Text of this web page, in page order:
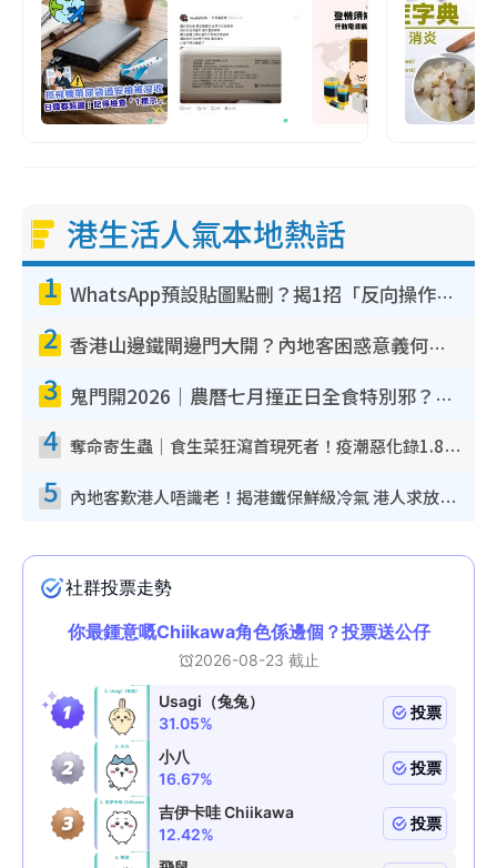
港生活人氣本地熱話
1 WhatsApp預設貼圖點刪？揭1招「反向操作」還原簡潔介面 附3步實測教學
2 香港山邊鐵閘邊門大開？內地客困惑意義何在！網民神回覆：呢種叫法理性防禦
3 鬼門開2026｜農曆七月撞正日全食特別邪？專家警告切忌做一事！揭4大禁忌+2招保平安
4 奪命寄生蟲｜食生菜狂瀉首現死者！疫潮惡化錄1.8萬宗病例 揭洗菜3大謬誤
5 內地客歎港人唔識老！揭港鐵保鮮級冷氣 港人求放過：咪投訴